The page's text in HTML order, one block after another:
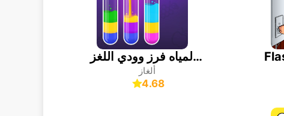
لون المياه فرز وودي اللغز
ألغاز
4.68